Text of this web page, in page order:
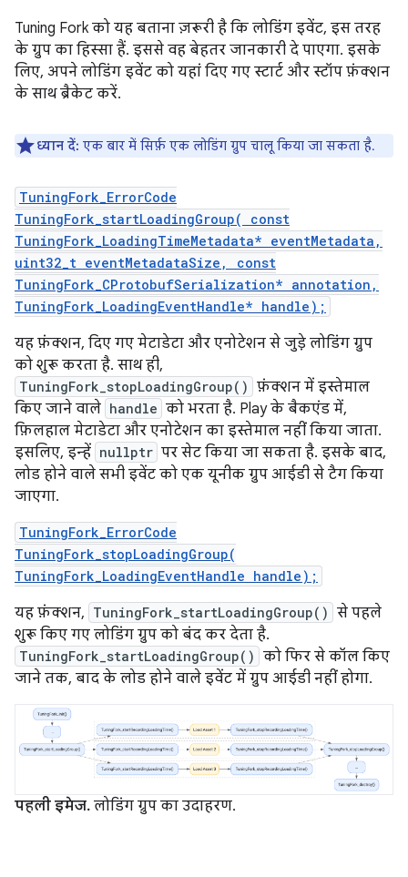
Tuning Fork को यह बताना ज़रूरी है कि लोडिंग इवेंट, इस तरह
के ग्रुप का हिस्सा हैं. इससे वह बेहतर जानकारी दे पाएगा. इसके
लिए, अपने लोडिंग इवेंट को यहां दिए गए स्टार्ट और स्टॉप फ़ंक्शन
के साथ ब्रैकेट करें.
ध्यान दें: एक बार में सिर्फ़ एक लोडिंग ग्रुप चालू किया जा सकता है.
TuningFork_ErrorCode
TuningFork_startLoadingGroup( const
TuningFork_LoadingTimeMetadata* eventMetadata,
uint32_t eventMetadataSize, const
TuningFork_CProtobufSerialization* annotation,
TuningFork_LoadingEventHandle* handle);
यह फ़ंक्शन, दिए गए मेटाडेटा और एनोटेशन से जुड़े लोडिंग ग्रुप
को शुरू करता है. साथ ही,
TuningFork_stopLoadingGroup() फ़ंक्शन में इस्तेमाल
किए जाने वाले handle को भरता है. Play के बैकएंड में,
फ़िलहाल मेटाडेटा और एनोटेशन का इस्तेमाल नहीं किया जाता.
इसलिए, इन्हें nullptr पर सेट किया जा सकता है. इसके बाद,
लोड होने वाले सभी इवेंट को एक यूनीक ग्रुप आईडी से टैग किया
जाएगा.
TuningFork_ErrorCode
TuningFork_stopLoadingGroup(
TuningFork_LoadingEventHandle handle);
यह फ़ंक्शन, TuningFork_startLoadingGroup() से पहले
शुरू किए गए लोडिंग ग्रुप को बंद कर देता है.
TuningFork_startLoadingGroup() को फिर से कॉल किए
जाने तक, बाद के लोड होने वाले इवेंट में ग्रुप आईडी नहीं होगा.
पहली इमेज. लोडिंग ग्रुप का उदाहरण.